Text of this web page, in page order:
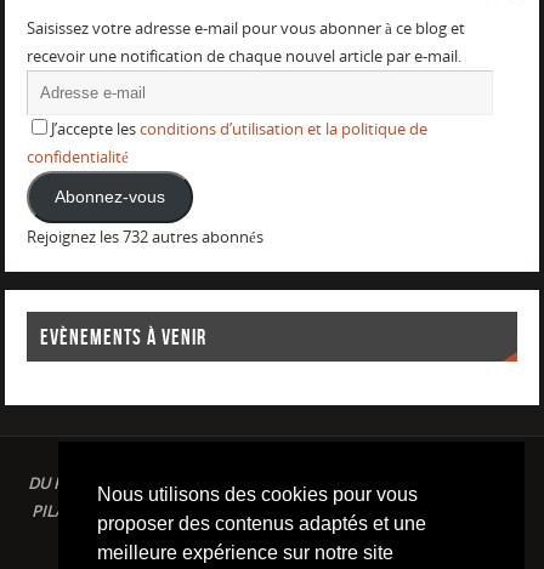
Nous utilisons des cookies pour vous
proposer des contenus adaptés et une
meilleure expérience sur notre site
Saisissez votre adresse e-mail pour vous abonner à ce blog et
recevoir une notification de chaque nouvel article par e-mail.
J’accepte lesconditions d’utilisation et la politique de
confidentialité
Abonnez-vous
Rejoignez les 732 autres abonnés
EVÈNEMENTS À VENIR
DU PLAISIR DANS LE SPORT LOISIR A LA COMPETITION : AQUAGYM /
PILATES / STRETCHING / COURSE A PIED / NATATION / TRIATHLON /
TRAILS / YOGA/ RENFORCEMENT MUSCULAIRE